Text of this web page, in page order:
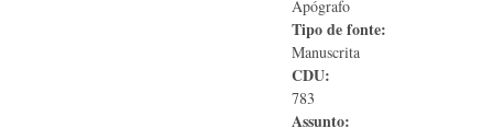
Apógrafo
Tipo de fonte:
Manuscrita
CDU:
783
Assunto: